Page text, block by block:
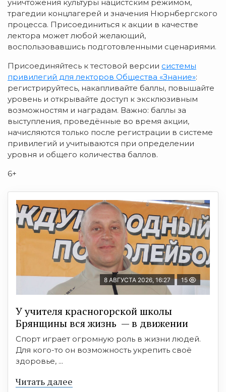
уничтожения культуры нацистским режимом,
трагедии концлагерей и значения Нюрнбергского
процесса. Присоединиться к акции в качестве
лектора может любой желающий,
воспользовавшись подготовленными сценариями.
Присоединяйтесь к тестовой версии системы
привилегий для лекторов Общества «Знание»:
регистрируйтесь, накапливайте баллы, повышайте
уровень и открывайте доступ к эксклюзивным
возможностям и наградам. Важно: баллы за
выступления, проведённые во время акции,
начисляются только после регистрации в системе
привилегий и учитываются при определении
уровня и общего количества баллов.
6+
8 АВГУСТА 2026, 16:27 15
У учителя красногорской школы
Брянщины вся жизнь — в движении
Спорт играет огромную роль в жизни людей.
Для кого-то он возможность укрепить своё
здоровье, ...
Читать далее